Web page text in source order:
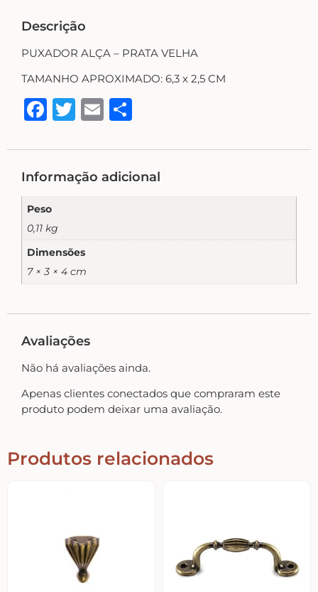
Enfeite de Balcão
Farm – Fazenda – Churrasco – Vinho
Frases – Palavras
Home – Lar – Bem-vindo
Bicicletas
Lavanderia
Plaquinhas – Fundos – Molduras e Shaker Box
Descrição
PUXADOR ALÇA – PRATA VELHA
TAMANHO APROXIMADO: 6,3 x 2,5 CM
Facebook
Twitter
Email
Informação adicional
Peso
0,11 kg
Dimensões
7 × 3 × 4 cm
Avaliações
Não há avaliações ainda.
Apenas clientes conectados que compraram este
produto podem deixar uma avaliação.
Produtos relacionados